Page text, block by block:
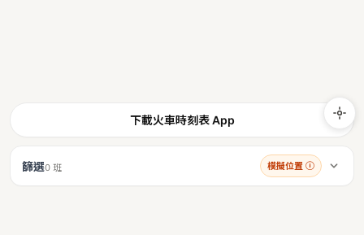
下載火車時刻表 App
篩選0 班 模擬位置 ⓘ